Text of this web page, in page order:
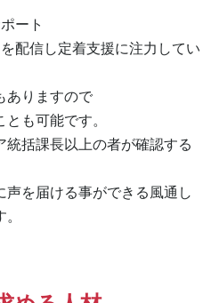
ート
配信し定着支援に注力してい
ありますので
も可能です。
括課長以上の者が確認する
を届ける事ができる風通し